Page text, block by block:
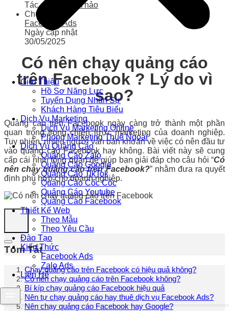
Giới Thiệu
Hồ Sơ Năng Lực
Tuyển Dụng Nhân Sự
Khách Hàng Tiêu Biểu
Dịch Vụ Marketing
Dịch Vụ Marketing Online
Phòng Marketing Thuê Ngoài
Dịch Vụ Quảng Cáo
Quảng Cáo Zalo
Quảng Cáo Google
Quảng Cáo TikTok
Quảng Cáo Cốc Cốc
Quảng Cáo Youtube
Quảng Cáo Facebook
Thiết Kế Web
Theo Mẫu
Theo Yêu Cầu
Đào Tạo
Kiến Thức
Facebook Ads
Zalo Ads
Liên Hệ
Tác giả
Thanh Thảo
Chuyên mục
Facebook Ads
Ngày cập nhật
30/05/2025
Có nên chạy quảng cáo
trên Facebook ? Lý do vì
sao?
Quảng cáo trên Facebook ngày càng trở thành một phần
quan trọng trong chiến lược marketing của doanh nghiệp.
Tuy nhiên, nhiều người vẫn băn khoăn về việc có nên đầu tư
vào quảng cáo Facebook hay không. Bài viết này sẽ cung
cấp cái nhìn tổng quan để giúp bạn giải đáp cho câu hỏi “Có
nên chạy quảng cáo trên Facebook?” nhằm đưa ra quyết
định phù hợp cho doanh nghiệp.
Tóm Tắt
Chạy quảng cáo trên Facebook có hiệu quả không?
Có nên chạy quảng cáo trên Facebook không?
Bí kíp chạy quảng cáo Facebook hiệu quả
Nên tự chạy quảng cáo hay thuê dịch vụ Facebook Ads?
Nên chạy quảng cáo Facebook hay Google?